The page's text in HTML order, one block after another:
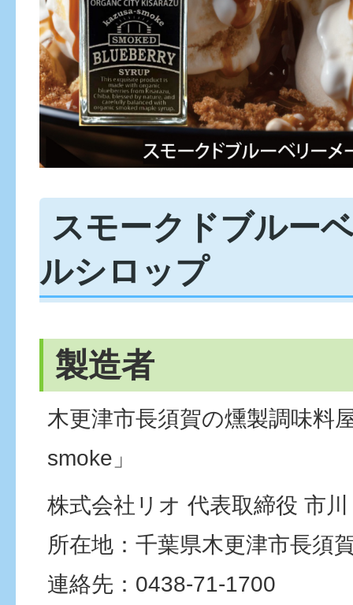
スモークドブルー
ルシロップ
製造者
木更津市長須賀の燻製調味料
smoke」
株式会社リオ 代表取締役 市
所在地：千葉県木更津市長須
連絡先：0438-71-1700